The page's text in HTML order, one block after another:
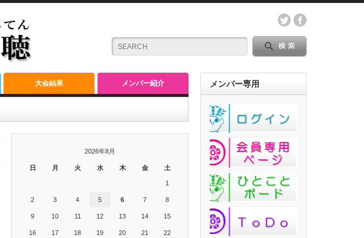
大会結果 メンバー紹介
2026年8月
日 月 火 水 木 金 土
1
2 3 4 5 6 7 8
9 10 11 12 13 14 15
16 17 18 19 20 21 22
メンバー専用